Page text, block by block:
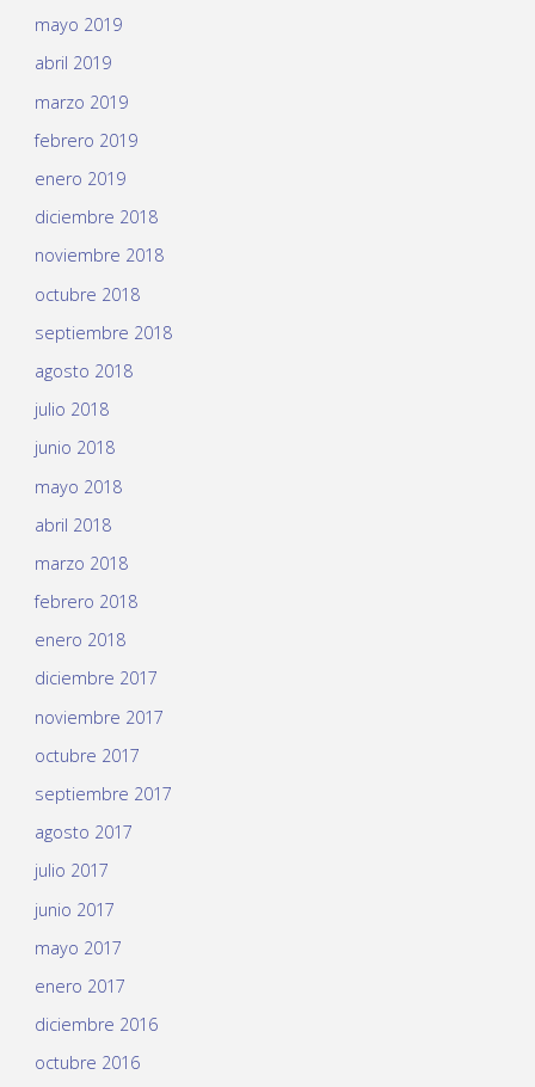
mayo 2019
abril 2019
marzo 2019
febrero 2019
enero 2019
diciembre 2018
noviembre 2018
octubre 2018
septiembre 2018
agosto 2018
julio 2018
junio 2018
mayo 2018
abril 2018
marzo 2018
febrero 2018
enero 2018
diciembre 2017
noviembre 2017
octubre 2017
septiembre 2017
agosto 2017
julio 2017
junio 2017
mayo 2017
enero 2017
diciembre 2016
octubre 2016